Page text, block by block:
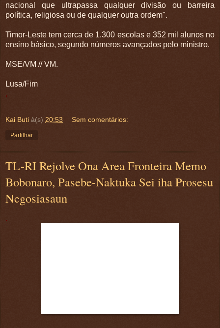
nacional que ultrapassa qualquer divisão ou barreira
política, religiosa ou de qualquer outra ordem".
Timor-Leste tem cerca de 1.300 escolas e 352 mil alunos no
ensino básico, segundo números avançados pelo ministro.
MSE/VM // VM.
Lusa/Fim
,
Kai Buti à(s) 20:53 Sem comentários:
Partilhar
TL-RI Rejolve Ona Area Fronteira Memo
Bobonaro, Pasebe-Naktuka Sei iha Prosesu
Negosiasaun
.